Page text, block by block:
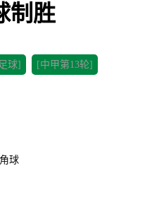
制胜
球] [中甲第13轮]
球